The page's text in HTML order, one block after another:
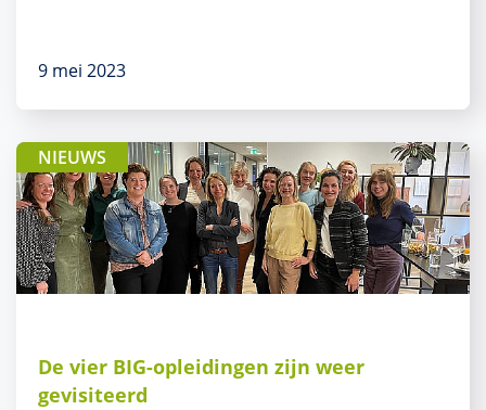
9 mei 2023
NIEUWS
De vier BIG-opleidingen zijn weer
gevisiteerd